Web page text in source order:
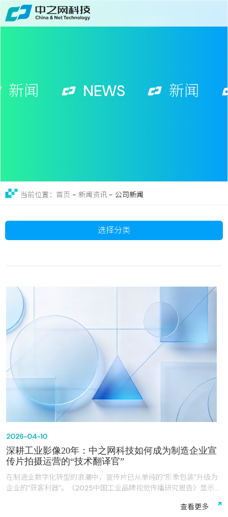
案例
新闻 NEWS 新闻
当前位置：首页 - 新闻资讯 - 公司新闻
选择分类
2026-04-10
深耕工业影像20年：中之网科技如何成为制造企业宣
传片拍摄运营的“技术翻译官”
在制造业数字化转型的浪潮中，宣传片已从单纯的“形象包装”升级为
企业的“获客利器”。《2025中国工业品牌视觉传播研究报告》显示，
35%，超越平面广告成为第二大传播投入项。然而，68%的制造企业
查看更多